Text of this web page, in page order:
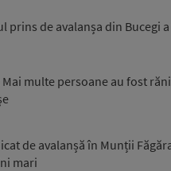
prins de avalanșa din Bucegi
Mai multe persoane au fost
de avalanșă în Munții
mari